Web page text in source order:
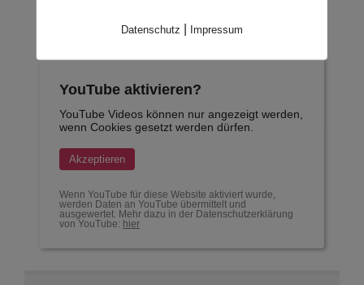
Singer/Songwriter, Pop, Eigene Songs, Charts
YouTube aktivieren?
YouTube Videos können nur angezeigt werden,
wenn Cookies gesetzt werden dürfen.
Akzeptieren
Wenn YouTube für diese Website aktiviert wurde,
werden Daten an YouTube übermittelt und
ausgewertet. Mehr dazu in der Datenschutzerklärung
von YouTube: hier
Datenschutz | Impressum